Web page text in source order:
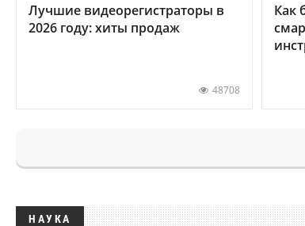
Лучшие видеорегистраторы в
2026 году: хиты продаж
48708
Как
НАУКА